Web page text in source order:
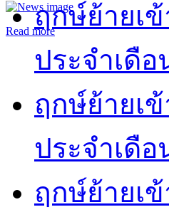
Read moreฤกษ์ย้ายเ
ประจำเดือ
ฤกษ์ย้ายเ
ประจำเดือ
ฤกษ์ย้ายเ